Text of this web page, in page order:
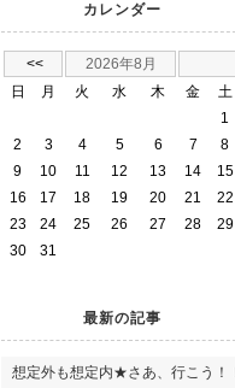
カレンダー
<<
2026年8月
日
月 火 水 木 金
土
1
2
3 4 5 6 7
8
9
10 11 12 13 14
15
16
17 18 19 20 21
22
23
24 25 26 27 28
29
30
31
最新の記事
想定外も想定内★さあ、行こう！